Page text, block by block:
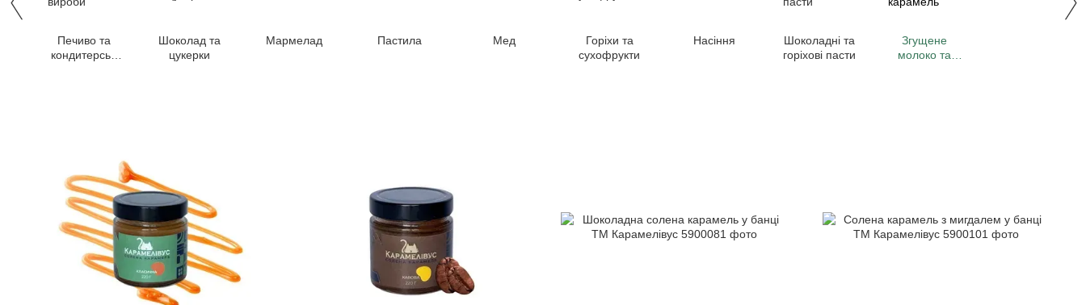
Печиво та
кондитерські
Шоколад та
цукерки
Мармелад Пастила Мед
Горіхи та
сухофрукти
Насіння
Шоколадні та
горіхові пасти
Згущене
молоко та